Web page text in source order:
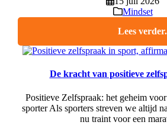
Mindset
Lees
De kracht van positieve
Positieve Zelfspraak: het geheim voor
sporter Als sporters streven we altijd
nu traint voor een